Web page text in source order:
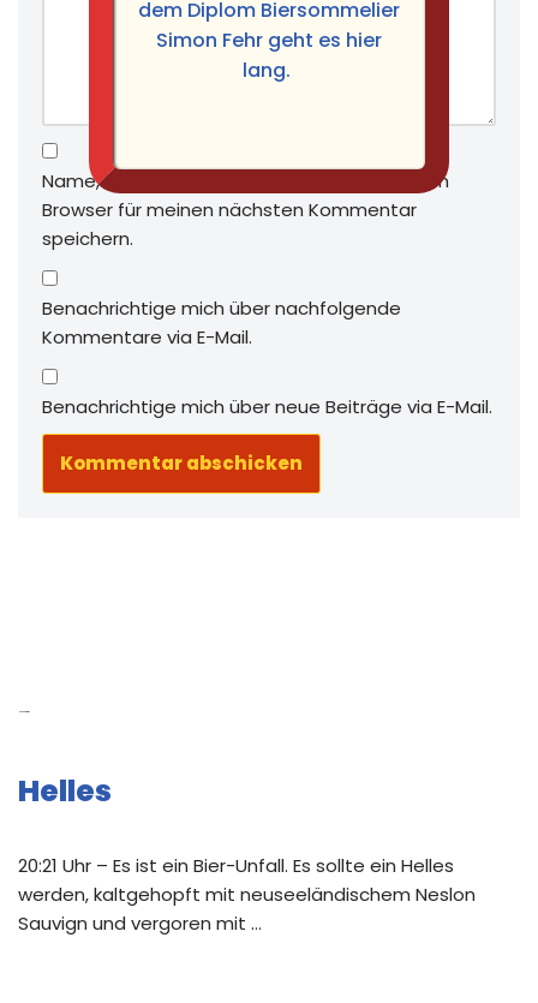
Name, E-Mail-Adresse und Website in diesem
Browser für meinen nächsten Kommentar
speichern.
Benachrichtige mich über nachfolgende
Kommentare via E-Mail.
Benachrichtige mich über neue Beiträge via E-Mail.
Helles
20:21 Uhr – Es ist ein Bier-Unfall. Es sollte ein Helles
werden, kaltgehopft mit neuseeländischem Neslon
Sauvign und vergoren mit …
dem Diplom Biersommelier
Simon Fehr geht es hier
lang.